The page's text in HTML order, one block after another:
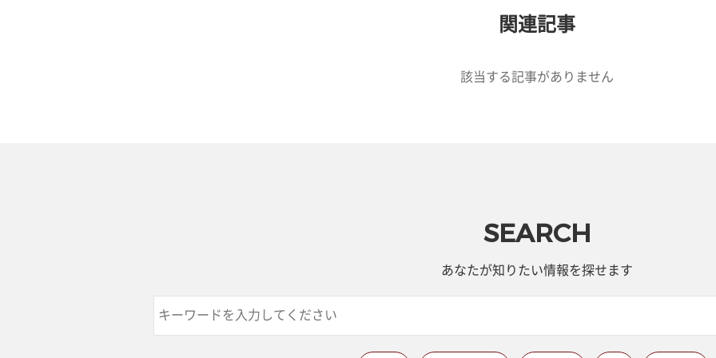
関連記事
該当する記事がありません
SEARCH
あなたが知りたい情報を探せます